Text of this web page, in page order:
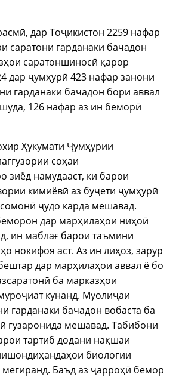
дар Тоҷикистон 2259 нафар
саратони гарданаки бачадон
саратоншиносӣ қарор
дар ҷумҳурӣ 423 нафар занони
гарданаки бачадон бори аввал
126 нафар аз ин беморӣ
Ҳукумати Ҷумҳурии
соҳаи
зиёд намудааст, ки барои
кимиёвӣ аз буҷети ҷумҳурӣ
ҷудо карда мешавад.
дар марҳилаҳои ниҳоӣ
ин маблағ барои таъмини
нокифоя аст. Аз ин лиҳоз, зарур
дар марҳилаҳои аввал ё бо
ба марказҳои
кунанд. Муолиҷаи
гарданаки бачадон вобаста ба
гузаронида мешавад. Табибони
тартиб додани нақшаи
биологии
Баъд аз ҷарроҳӣ бемор